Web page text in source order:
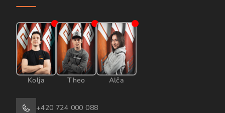
Kolja Theo Alča
+420 724 000 088